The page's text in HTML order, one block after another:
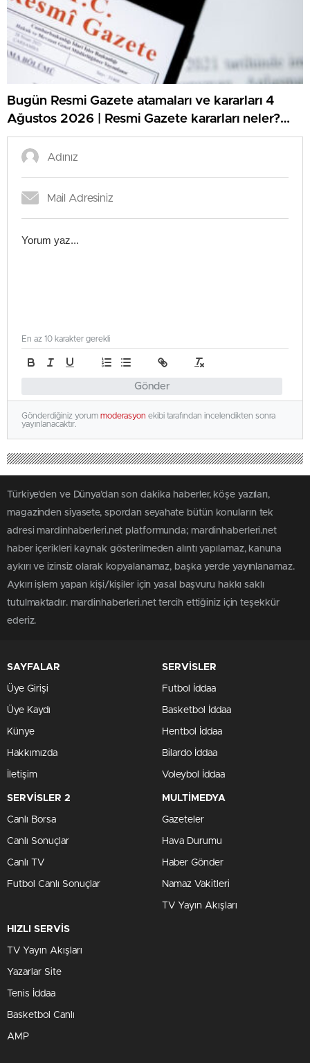
Bugün Resmi Gazete atamaları ve kararları 4
Ağustos 2026 | Resmi Gazete kararları neler?
İçişleri Bakanlığı Jandarma ve Sahil Güvenlik
Akademisi akademik işçi alımı duyurusu
Gönder
En az 10 karakter gerekli
Gönderdiğiniz yorum moderasyon ekibi tarafından incelendikten sonra
yayınlanacaktır.
Türkiye'den ve Dünya’dan son dakika haberler, köşe yazıları,
magazinden siyasete, spordan seyahate bütün konuların tek
adresi mardinhaberleri.net platformunda; mardinhaberleri.net
haber içerikleri kaynak gösterilmeden alıntı yapılamaz, kanuna
aykırı ve izinsiz olarak kopyalanamaz, başka yerde yayınlanamaz.
Aykırı işlem yapan kişi/kişiler için yasal başvuru hakkı saklı
tutulmaktadır. mardinhaberleri.net tercih ettiğiniz için teşekkür
ederiz.
SAYFALAR
Üye Girişi
Üye Kaydı
Künye
Hakkımızda
İletişim
SERVİSLER
Futbol İddaa
Basketbol İddaa
Hentbol İddaa
Bilardo İddaa
Voleybol İddaa
SERVİSLER 2
Canlı Borsa
Canlı Sonuçlar
Canlı TV
Futbol Canlı Sonuçlar
MULTİMEDYA
Gazeteler
Hava Durumu
Haber Gönder
Namaz Vakitleri
TV Yayın Akışları
HIZLI SERVİS
TV Yayın Akışları
Yazarlar Site
Tenis İddaa
Basketbol Canlı
AMP